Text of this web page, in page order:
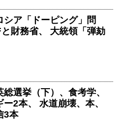
シア「ドーピング」問
財務省、 大統領「弾劾
総選挙（下）、食考学、
ー2本、 水道崩壊、本、
3本